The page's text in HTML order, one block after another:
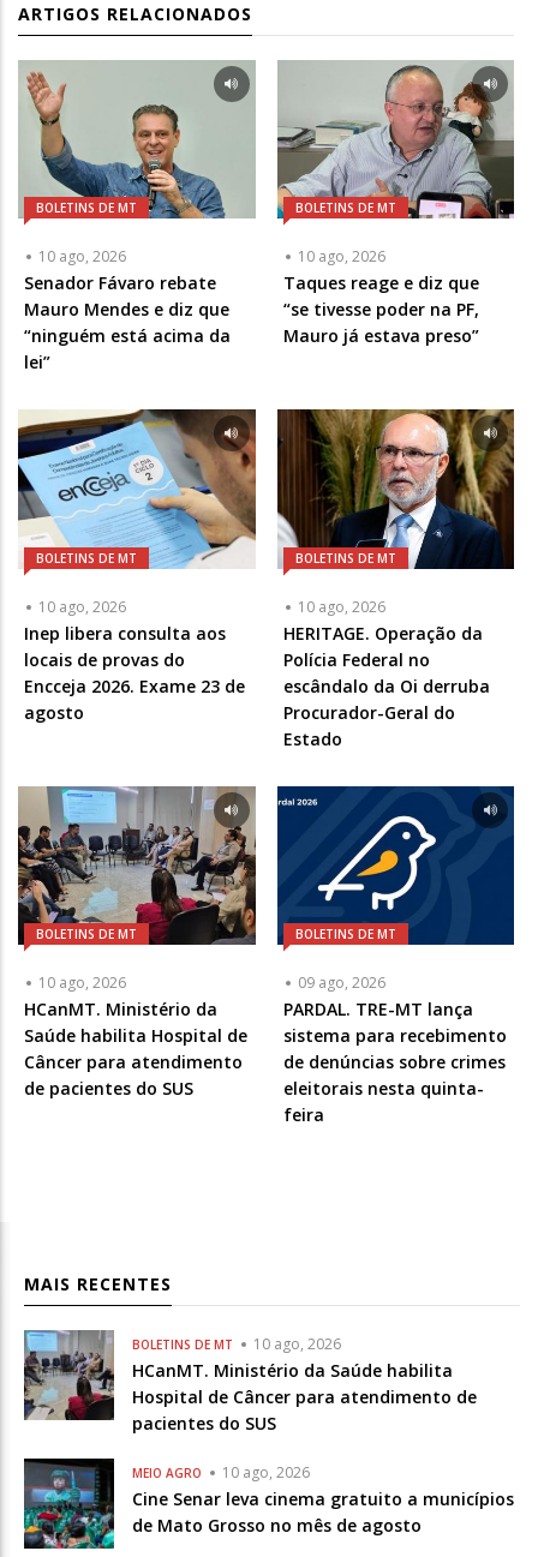
ARTIGOS RELACIONADOS
BOLETINS DE MT
10 ago, 2026
Senador Fávaro rebate
Mauro Mendes e diz que
“ninguém está acima da
lei”
BOLETINS DE MT
10 ago, 2026
Taques reage e diz que
“se tivesse poder na PF,
Mauro já estava preso”
BOLETINS DE MT
10 ago, 2026
Inep libera consulta aos
locais de provas do
Encceja 2026. Exame 23 de
agosto
BOLETINS DE MT
10 ago, 2026
HERITAGE. Operação da
Polícia Federal no
escândalo da Oi derruba
Procurador-Geral do
Estado
BOLETINS DE MT
10 ago, 2026
HCanMT. Ministério da
Saúde habilita Hospital de
Câncer para atendimento
de pacientes do SUS
BOLETINS DE MT
09 ago, 2026
PARDAL. TRE-MT lança
sistema para recebimento
de denúncias sobre crimes
eleitorais nesta quinta-
feira
MAIS RECENTES
BOLETINS DE MT 10 ago, 2026
HCanMT. Ministério da Saúde habilita
Hospital de Câncer para atendimento de
pacientes do SUS
MEIO AGRO 10 ago, 2026
Cine Senar leva cinema gratuito a municípios
de Mato Grosso no mês de agosto